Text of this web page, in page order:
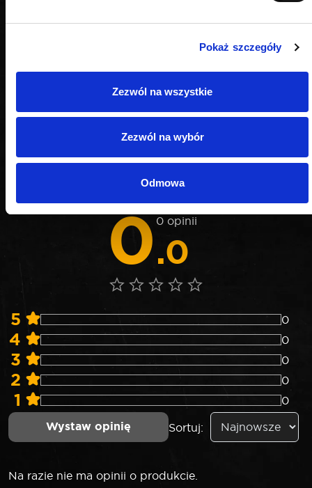
Pokaż szczegóły
Zezwól na wszystkie
Zezwól na wybór
Odmowa
OPINIE
Nie weryfikujemy opinii czy pochodzą od
konsumentów, którzy rzeczywiście używali danego
0.0
0 opinii
5 0
4 0
3 0
2 0
1 0
Wystaw opinię Sortuj:
Na razie nie ma opinii o produkcie.